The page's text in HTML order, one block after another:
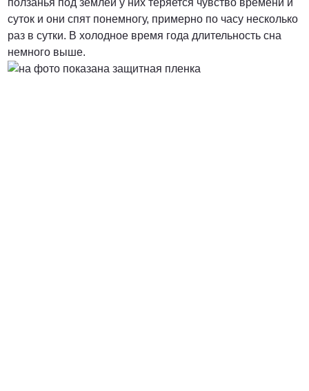
ползанья под землей у них теряется чувство времени и
суток и они спят понемногу, примерно по часу несколько
раз в сутки. В холодное время года длительность сна
немного выше.